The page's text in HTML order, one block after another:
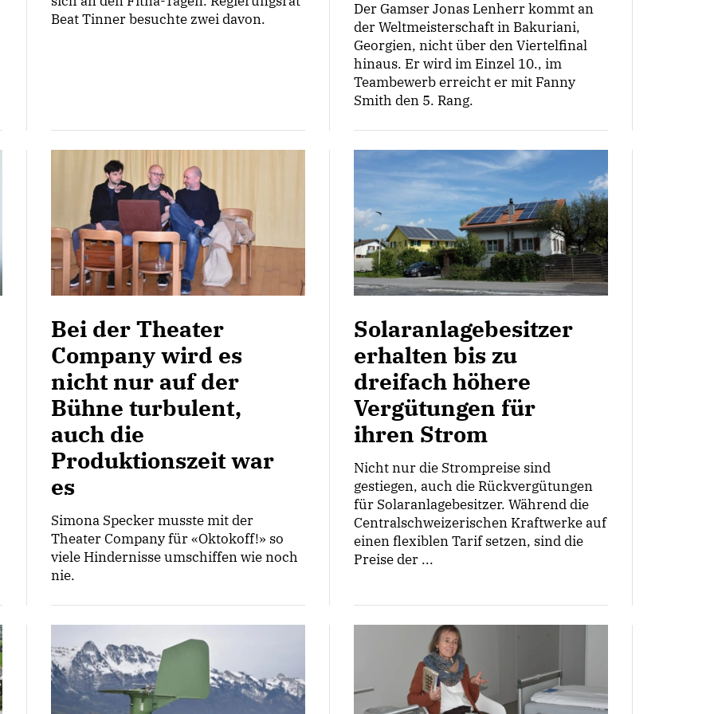
Beat Tinner besuchte zwei davon.
Der Gamser Jonas Lenherr kommt an
der Weltmeisterschaft in Bakuriani,
Georgien, nicht über den Viertelfinal
hinaus. Er wird im Einzel 10., im
Teambewerb erreicht er mit Fanny
Smith den 5. Rang.
Bei der Theater
Company wird es
nicht nur auf der
Bühne turbulent,
auch die
Produktionszeit war
es
Simona Specker musste mit der
Theater Company für «Oktokoff!» so
viele Hindernisse umschiffen wie noch
nie.
Solaranlagebesitzer
erhalten bis zu
dreifach höhere
Vergütungen für
ihren Strom
Nicht nur die Strompreise sind
gestiegen, auch die Rückvergütungen
für Solaranlagebesitzer. Während die
Centralschweizerischen Kraftwerke auf
einen flexiblen Tarif setzen, sind die
Preise der ...